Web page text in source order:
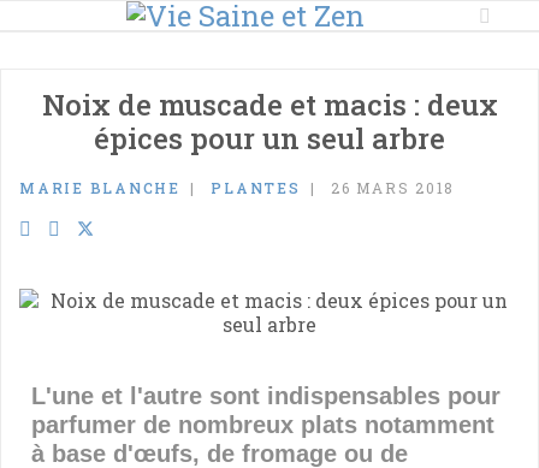
Noix de muscade et macis : deux
épices pour un seul arbre
MARIE BLANCHE PLANTES 26 MARS 2018
L'une et l'autre sont indispensables pour
parfumer de nombreux plats notamment
à base d'œufs, de fromage ou de